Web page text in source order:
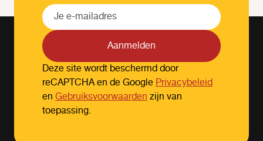
Aanmelden
Deze site wordt beschermd door
reCAPTCHA en de GooglePrivacybeleid
en Gebruiksvoorwaardenzijn van
toepassing.